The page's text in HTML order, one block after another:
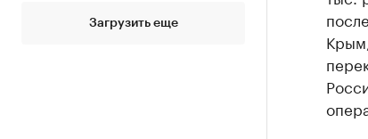
Загрузить еще